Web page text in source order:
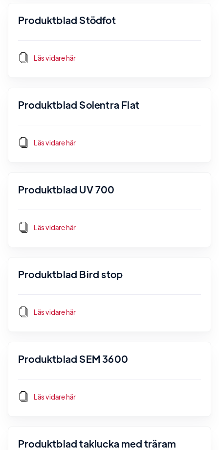
Produktblad Stödfot
Läs vidare här
Produktblad Solentra Flat
Läs vidare här
Produktblad UV 700
Läs vidare här
Produktblad Bird stop
Läs vidare här
Produktblad SEM 3600
Läs vidare här
Produktblad taklucka med träram